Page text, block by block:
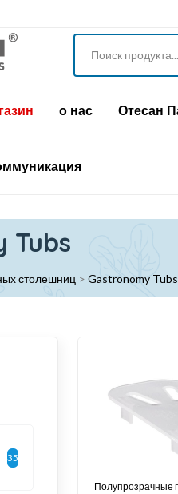
о нас Отесан
Tubs
столешниц > Gastronomy Tubs
Полупрозрачные
35